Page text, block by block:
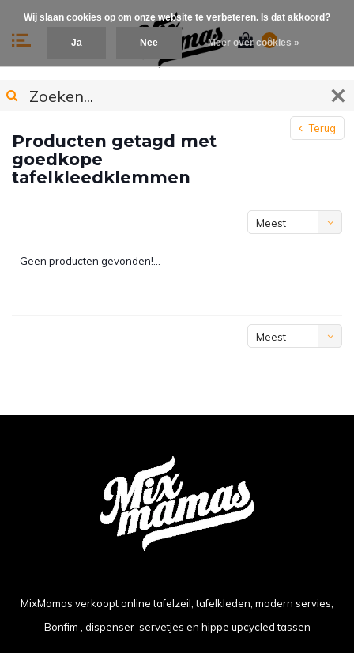
0
Terug
Producten getagd met
goedkope
tafelkleedklemmen
Meest
Geen producten gevonden!...
Meest
MixMamas verkoopt online tafelzeil, tafelkleden, modern servies,
Bonfim , dispenser-servetjes en hippe upcycled tassen
Wij slaan cookies op om onze website te verbeteren. Is dat akkoord?
Ja Nee Meer over cookies »